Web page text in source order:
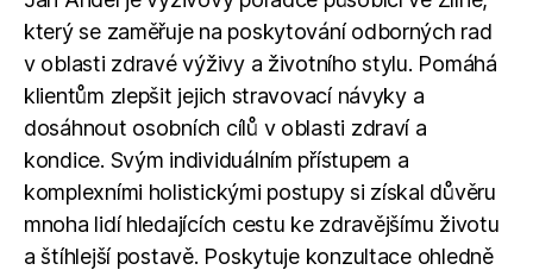
který se zaměřuje na poskytování odborných rad
v oblasti zdravé výživy a životního stylu. Pomáhá
klientům zlepšit jejich stravovací návyky a
dosáhnout osobních cílů v oblasti zdraví a
kondice. Svým individuálním přístupem a
komplexními holistickými postupy si získal důvěru
mnoha lidí hledajících cestu ke zdravějšímu životu
a štíhlejší postavě. Poskytuje konzultace ohledně